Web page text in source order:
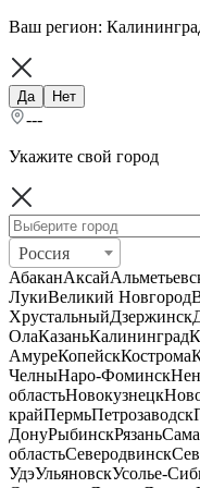
Ваш регион:
Да Нет
---
Укажите свой город
Россия
АбаканАксай
ЛукиВеликий Новгород
ХрустальныйДзержинск
ОлаКазаньКалининград
АмуреКопейскКострома
ЧелныНаро-Фоминск
областьНовокузнецк
крайПермьПетрозаводск
ДонуРыбинскРязань
областьСеверодвинск
УдэУльяновскУсолье-